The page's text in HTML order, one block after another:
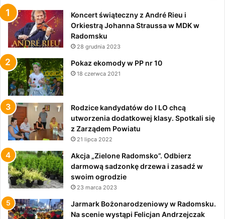
Koncert świąteczny z André Rieu i
Orkiestrą Johanna Straussa w MDK w
Radomsku
28 grudnia 2023
Pokaz ekomody w PP nr 10
18 czerwca 2021
Rodzice kandydatów do I LO chcą
utworzenia dodatkowej klasy. Spotkali się
z Zarządem Powiatu
21 lipca 2022
Akcja „Zielone Radomsko”. Odbierz
darmową sadzonkę drzewa i zasadź w
swoim ogrodzie
23 marca 2023
Jarmark Bożonarodzeniowy w Radomsku.
Na scenie wystąpi Felicjan Andrzejczak